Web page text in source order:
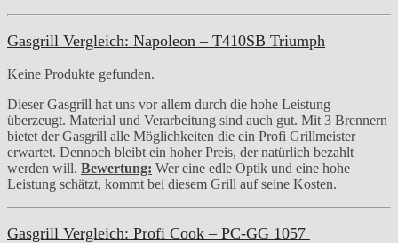
Gasgrill Vergleich: Napoleon – T410SB Triumph
Keine Produkte gefunden.
Dieser Gasgrill hat uns vor allem durch die hohe Leistung
überzeugt. Material und Verarbeitung sind auch gut. Mit 3 Brennern
bietet der Gasgrill alle Möglichkeiten die ein Profi Grillmeister
erwartet. Dennoch bleibt ein hoher Preis, der natürlich bezahlt
werden will. Bewertung: Wer eine edle Optik und eine hohe
Leistung schätzt, kommt bei diesem Grill auf seine Kosten.
Gasgrill Vergleich: Profi Cook – PC-GG 1057